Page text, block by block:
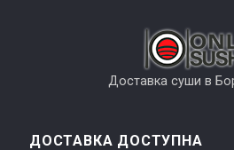
Доставка суши в
ДОСТАВКА ДОСТУПНА